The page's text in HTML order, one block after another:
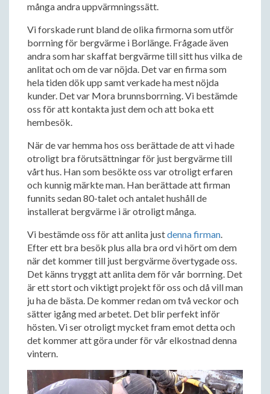
många andra uppvärmningssätt.
Vi forskade runt bland de olika firmorna som utför
borrning för bergvärme i Borlänge. Frågade även
andra som har skaffat bergvärme till sitt hus vilka de
anlitat och om de var nöjda. Det var en firma som
hela tiden dök upp samt verkade ha mest nöjda
kunder. Det var Mora brunnsborrning. Vi bestämde
oss för att kontakta just dem och att boka ett
hembesök.
När de var hemma hos oss berättade de att vi hade
otroligt bra förutsättningar för just bergvärme till
vårt hus. Han som besökte oss var otroligt erfaren
och kunnig märkte man. Han berättade att firman
funnits sedan 80-talet och antalet hushåll de
installerat bergvärme i är otroligt många.
Vi bestämde oss för att anlita justdenna firman.
Efter ett bra besök plus alla bra ord vi hört om dem
när det kommer till just bergvärme övertygade oss.
Det känns tryggt att anlita dem för vår borrning. Det
är ett stort och viktigt projekt för oss och då vill man
ju ha de bästa. De kommer redan om två veckor och
sätter igång med arbetet. Det blir perfekt inför
hösten. Vi ser otroligt mycket fram emot detta och
det kommer att göra under för vår elkostnad denna
vintern.